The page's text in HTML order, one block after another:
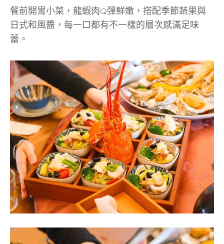
餐前開胃小菜，龍蝦肉Q彈鮮嫩，搭配季節蔬果與
日式和風醬，每一口都有不一樣的層次感滿足味
蕾。